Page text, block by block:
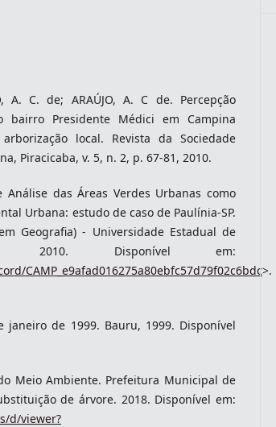
A. C. de; ARAÚJO, A. C de. Percepção
bairro Presidente Médici em Campina
local. Revista da Sociedade
Piracicaba, v. 5, n. 2, p. 67-81, 2010.
Análise das Áreas Verdes Urbanas como
Urbana: estudo de caso de Paulínia-SP.
Geografia) - Universidade Estadual de
2010. Disponível em:
CAMP_e9afad016275a80ebfc57d79f02c6bdc>.
janeiro de 1999. Bauru, 1999. Disponível
Meio Ambiente. Prefeitura Municipal de
de árvore. 2018. Disponível em:
d/viewer?